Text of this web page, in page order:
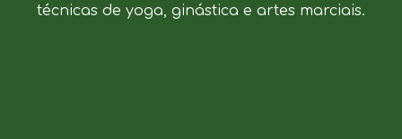
técnicas de yoga, ginástica e artes marciais.